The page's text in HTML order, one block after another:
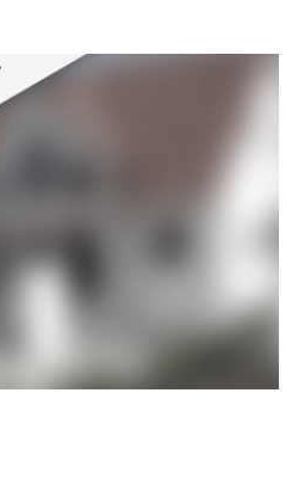
Ausstattung, die
stilvollen Ambiente